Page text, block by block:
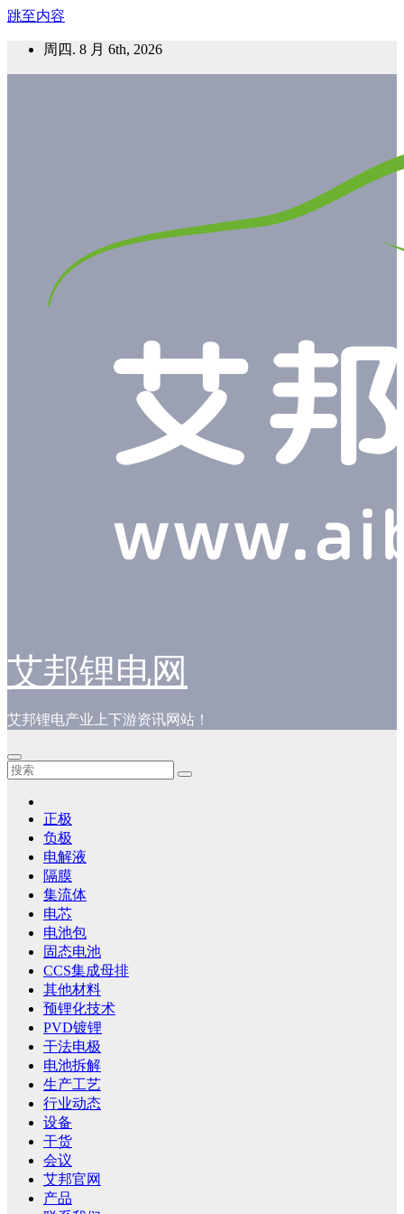
跳至内容
周四. 8 月 6th, 2026
艾邦锂电网
艾邦锂电产业上下游资讯网站！
正极
负极
电解液
隔膜
集流体
电芯
电池包
固态电池
CCS集成母排
其他材料
预锂化技术
PVD镀锂
干法电极
电池拆解
生产工艺
行业动态
设备
干货
会议
艾邦官网
产品